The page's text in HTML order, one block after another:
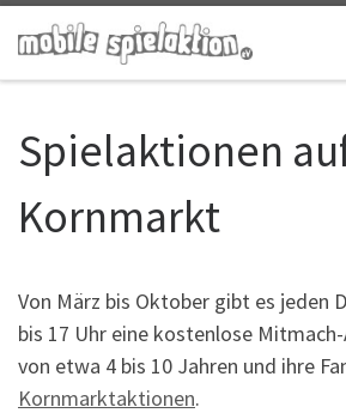
Zum Inhalt springen
Spielaktionen
Kornmarkt
Von März bis Oktober gibt es jeden
bis 17 Uhr eine kostenlose
von etwa 4 bis 10 Jahren und ihre
Kornmarktaktionen.